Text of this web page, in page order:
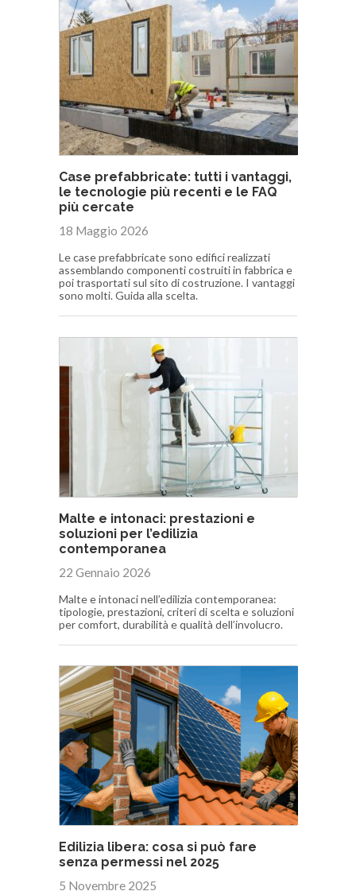
Case prefabbricate: tutti i vantaggi,
le tecnologie più recenti e le FAQ
più cercate
18 Maggio 2026
Le case prefabbricate sono edifici realizzati
assemblando componenti costruiti in fabbrica e
poi trasportati sul sito di costruzione. I vantaggi
sono molti. Guida alla scelta.
Malte e intonaci: prestazioni e
soluzioni per l’edilizia
contemporanea
22 Gennaio 2026
Malte e intonaci nell’edilizia contemporanea:
tipologie, prestazioni, criteri di scelta e soluzioni
per comfort, durabilità e qualità dell’involucro.
Edilizia libera: cosa si può fare
senza permessi nel 2025
5 Novembre 2025